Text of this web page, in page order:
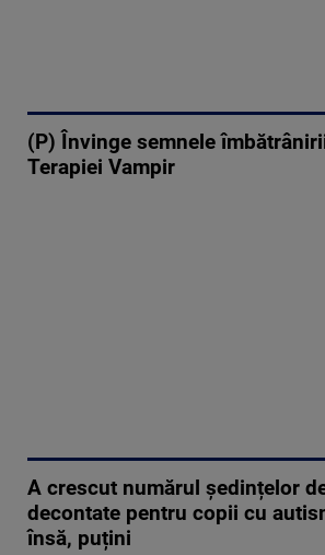
(P) Învinge semnele
Terapiei Vampir
A crescut numărul ședințelor
decontate pentru copii cu
însă, puțini